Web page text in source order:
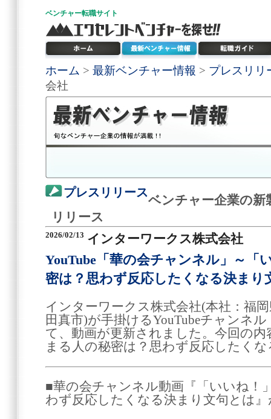
ベンチャー転職サイト
ホーム > 最新ベンチャー情報 > プレスリリ
会社
プレスリリース
ベンチャー企業の新
リリース
2026/02/13 インターワークス株式会社
YouTube「華の会チャンネル」～「
密は？思わず反応したくなる決まり
インターワークス株式会社(本社：福
田真市)が手掛けるYouTubeチャンネ
て、動画が更新されました。今回の
まる人の秘密は？思わず反応したく
■華の会チャンネル動画『「いいね！
わず反応したくなる決まり文句とは